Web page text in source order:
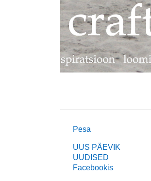
Pesa
UUS PÄEVIK
UUDISED
Facebookis